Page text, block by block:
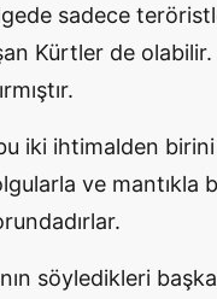
sadece
Kürtler de
iki ihtimalden
ve mantıkla
söyledikleri